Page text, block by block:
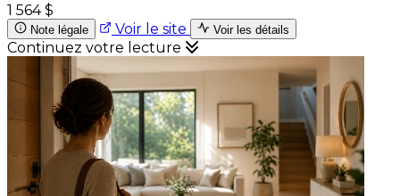
1 564 $
Note légale Voir le site Voir les détails
Continuez votre lecture